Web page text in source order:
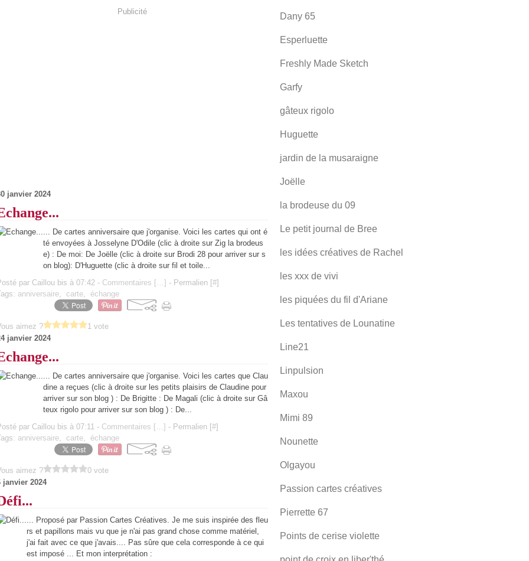
Publicité
janvier 2024
... De cartes anniversaire que j'organise. Voici les cartes qui ont é
té envoyées à Josselyne D'Odile (clic à droite sur Zig la brodeus
e) : De moi: De Joëlle (clic à droite sur Brodi 28 pour arriver sur s
on blog): D'Huguette (clic à droite sur fil et toile...
par Caillou bis à 07:42 - Commentaires [ …] - Permalien [#]
anniversaire, carte, échange
aimez ?
1 vote
janvier 2024
... De cartes anniversaire que j'organise. Voici les cartes que Clau
dine a reçues (clic à droite sur les petits plaisirs de Claudine pour
arriver sur son blog ) : De Brigitte : De Magali (clic à droite sur Gâ
teux rigolo pour arriver sur son blog ) : De...
par Caillou bis à 07:11 - Commentaires [ …] - Permalien [#]
anniversaire, carte, échange
aimez ?
0 vote
janvier 2024
... Proposé par Passion Cartes Créatives. Je me suis inspirée des fleu
rs et papillons mais vu que je n'ai pas grand chose comme matériel,
j'ai fait avec ce que j'avais.... Pas sûre que cela corresponde à ce qui
est imposé ... Et mon interprétation :
Dany 65
Esperluette
Freshly Made Sketch
Garfy
gâteux rigolo
Huguette
jardin de la musaraigne
Joëlle
la brodeuse du 09
Le petit journal de Bree
les idées créatives de Rachel
les xxx de vivi
les piquées du fil d'Ariane
Les tentatives de Lounatine
Line21
Linpulsion
Maxou
Mimi 89
Nounette
Olgayou
Passion cartes créatives
Pierrette 67
Points de cerise violette